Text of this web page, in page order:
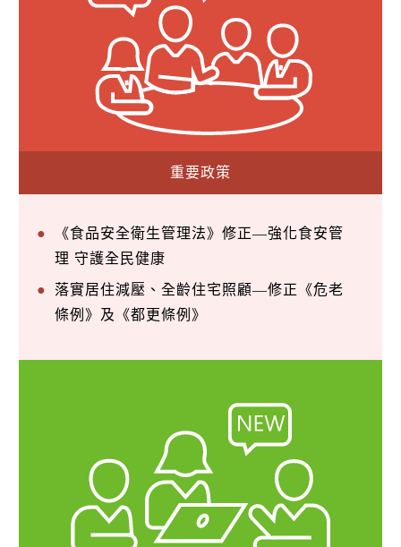
重要政策
《食品安全衛生管理法》修正—強化食安管
理 守護全民健康
落實居住減壓、全齡住宅照顧—修正《危老
條例》及《都更條例》